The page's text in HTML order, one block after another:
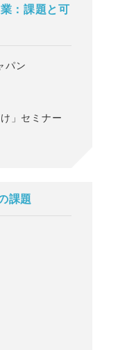
：課題と可
パン
」セミナー
課題